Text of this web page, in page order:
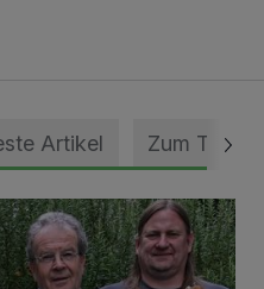
Artikel Zum Thema